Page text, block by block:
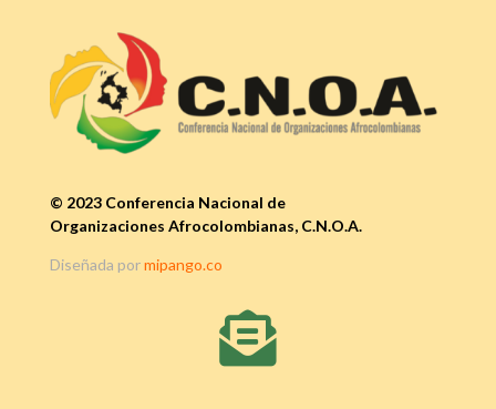
© 2023 Conferencia Nacional de
Organizaciones Afrocolombianas, C.N.O.A.
Diseñada pormipango.co
